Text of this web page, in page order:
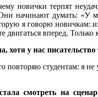
новички терпят
начинают думать: «У
я говорю новичкам:
двигаться вперед.
хотя у нас
повторяю студентам: я
смотреть на